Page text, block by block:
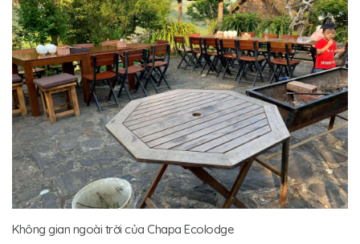
Không gian ngoài trời của Chapa Ecolodge